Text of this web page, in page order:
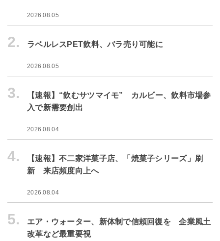
2026.08.05
2. ラベルレスPET飲料、バラ売り可能に
2026.08.05
3.
【速報】“飲むサツマイモ” カルビー、飲料市場参
入で新需要創出
2026.08.04
4.
【速報】不二家洋菓子店、「焼菓子シリーズ」刷
新 来店頻度向上へ
2026.08.04
5.
エア・ウォーター、新体制で信頼回復を 企業風土
改革など最重要視